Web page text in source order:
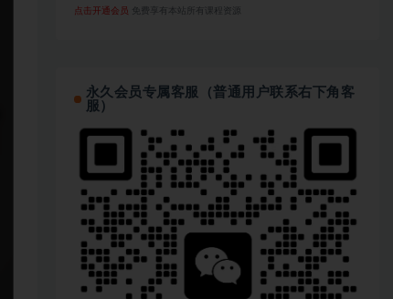
点击开通会员 免费享有本站所有课程资源
永久会员专属客服（普通用户联系右下角客
服）